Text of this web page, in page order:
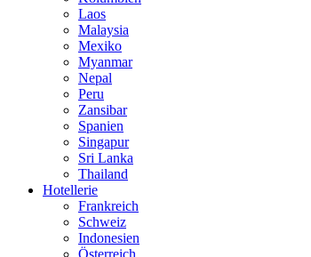
Laos
Malaysia
Mexiko
Myanmar
Nepal
Peru
Zansibar
Spanien
Singapur
Sri Lanka
Thailand
Hotellerie
Frankreich
Schweiz
Indonesien
Österreich